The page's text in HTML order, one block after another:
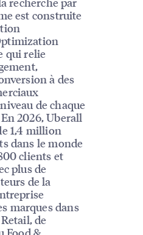
est construite
qui relie
à des
de chaque
2026, Uberall
1,4 million
dans le monde
clients et
plus de
de la
marques dans
de
Food &